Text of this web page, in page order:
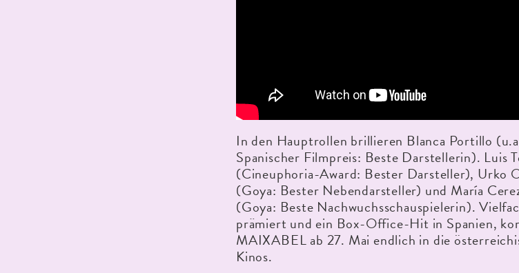
In den Hauptrollen brillieren Blanca Portillo
Spanischer Filmpreis: Beste Darstellerin). Luis
(Cineuphoria-Award: Bester Darsteller), Urko
(Goya: Bester Nebendarsteller) und María
(Goya: Beste Nachwuchsschauspielerin).
prämiert und ein Box-Office-Hit in Spanien,
MAIXABEL ab 27. Mai endlich in die
Kinos.